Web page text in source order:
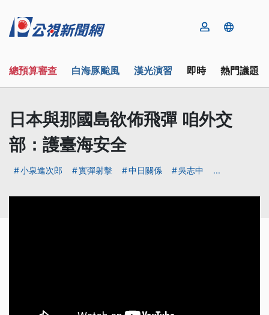
總預算審查 白海豚颱風 漢光演習 即時 熱門議題
日本與那國島欲佈飛彈 咱外交
部：護臺海安全
小泉進次郎 實彈射擊 中日關係 吳志中 ...